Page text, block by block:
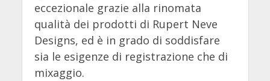
eccezionale grazie alla rinomata
qualità dei prodotti di Rupert Neve
Designs, ed è in grado di soddisfare
sia le esigenze di registrazione che di
mixaggio.